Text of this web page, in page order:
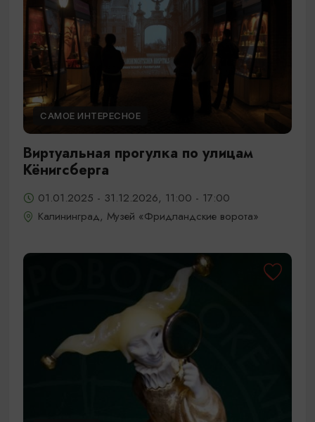
САМОЕ ИНТЕРЕСНОЕ
Виртуальная прогулка по улицам
Кёнигсберга
01.01.2025 - 31.12.2026, 11:00 - 17:00
Калининград, Музей «Фридландские ворота»